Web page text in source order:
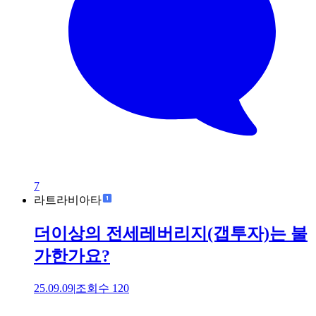
7
라트라비아타
더이상의 전세레버리지(갭투자)는 불
가한가요?
25.09.09|조회수 120